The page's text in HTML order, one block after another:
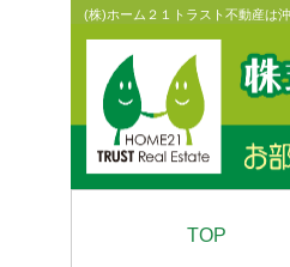
Skip
content
(株)ホーム２１トラスト不動産は
TOP